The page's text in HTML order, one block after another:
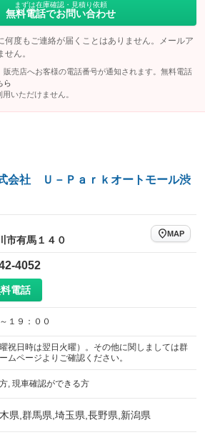
まずは在庫確認・見積り依頼
無料電話でお問い合わせ
何度もご連絡が届くことはありません。メールア
ん。
売店へお客様の電話番号が通知されます。無料電話
ら
いただけません。
会社 Ｕ－Ｐａｒｋオートモール渋
市有馬１４０
MAP
4052
電話
１９：００
祝日時は翌日火曜）。その他に関しましては群
ムページよりご確認ください。
, 現車確認ができる方
県,群馬県,埼玉県,長野県,新潟県